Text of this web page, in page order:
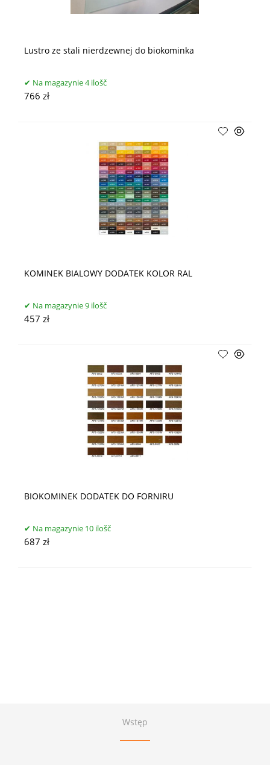
Lustro ze stali nierdzewnej do biokominka
Na magazynie 4 ilošč
766 zł
KOMINEK BIALOWY DODATEK KOLOR RAL
Na magazynie 9 ilošč
457 zł
BIOKOMINEK DODATEK DO FORNIRU
Na magazynie 10 ilošč
687 zł
Wstęp